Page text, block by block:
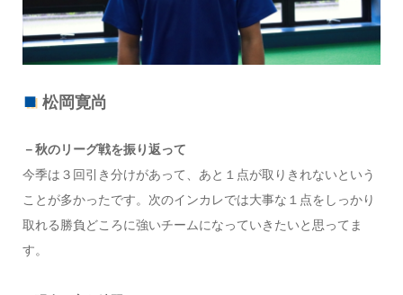
松岡寛尚
－秋のリーグ戦を振り返って
今季は３回引き分けがあって、あと１点が取りきれないという
ことが多かったです。次のインカレでは大事な１点をしっかり
取れる勝負どころに強いチームになっていきたいと思ってま
す。